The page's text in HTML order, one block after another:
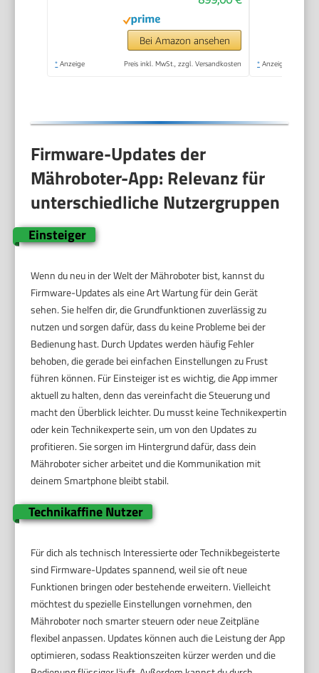
Bei Amazon ansehen
* Anzeige Preis inkl. MwSt., zzgl. Versandkosten * Anzeige
Firmware-Updates der
Mähroboter-App: Relevanz für
unterschiedliche Nutzergruppen
Einsteiger
Wenn du neu in der Welt der Mähroboter bist, kannst du
Firmware-Updates als eine Art Wartung für dein Gerät
sehen. Sie helfen dir, die Grundfunktionen zuverlässig zu
nutzen und sorgen dafür, dass du keine Probleme bei der
Bedienung hast. Durch Updates werden häufig Fehler
behoben, die gerade bei einfachen Einstellungen zu Frust
führen können. Für Einsteiger ist es wichtig, die App immer
aktuell zu halten, denn das vereinfacht die Steuerung und
macht den Überblick leichter. Du musst keine Technikexpertin
oder kein Technikexperte sein, um von den Updates zu
profitieren. Sie sorgen im Hintergrund dafür, dass dein
Mähroboter sicher arbeitet und die Kommunikation mit
deinem Smartphone bleibt stabil.
Technikaffine Nutzer
Für dich als technisch Interessierte oder Technikbegeisterte
sind Firmware-Updates spannend, weil sie oft neue
Funktionen bringen oder bestehende erweitern. Vielleicht
möchtest du spezielle Einstellungen vornehmen, den
Mähroboter noch smarter steuern oder neue Zeitpläne
flexibel anpassen. Updates können auch die Leistung der App
optimieren, sodass Reaktionszeiten kürzer werden und die